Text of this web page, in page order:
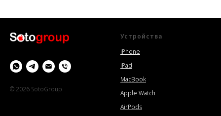
© 2026 SotoGroup
Устройства
iPhone
iPad
MacBook
Apple Watch
AirPods